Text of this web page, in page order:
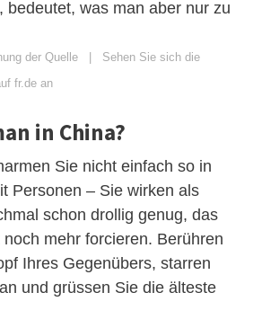
bedeutet, was man aber nur zu
der Quelle | Sehen Sie sich die
fr.de an
in China?
Sie nicht einfach so in
Personen – Sie wirken als
schon drollig genug, das
mehr forcieren. Berühren
Ihres Gegenübers, starren
und grüssen Sie die älteste